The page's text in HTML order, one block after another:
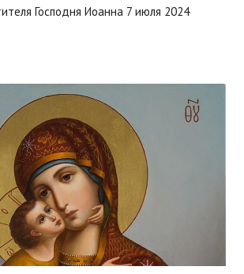
Господня Иоанна 7 июля 2024